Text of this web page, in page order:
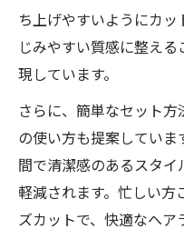
ち上げやすいようにカ
じみやすい質感に整え
現しています。
さらに、簡単なセット
の使い方も提案してい
間で清潔感のあるスタ
軽減されます。忙しい
ズカットで、快適なヘア